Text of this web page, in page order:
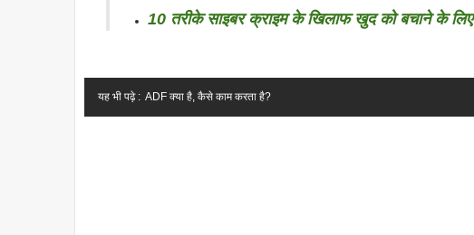
10 तरीके साइबर क्राइम के खिलाफ खुद को बचाने के लिए
यह भी पढ़े : ADF क्या है, कैसे काम करता है?